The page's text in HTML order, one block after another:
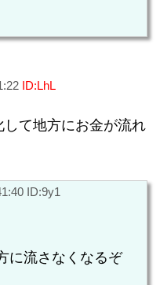
ID:LhL
て地方にお金が流れ
ID:9y1
に流さなくなるぞ